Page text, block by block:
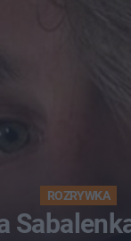
ROZRYWKA